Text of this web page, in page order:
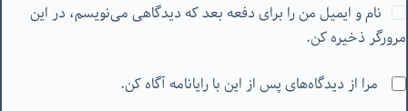
نام و ایمیل من را برای دفعه بعد که دیدگاهی می‌نویسم، در این
مرورگر ذخیره کن.
مرا از دیدگاه‌های پس از این با رایانامه آگاه کن.